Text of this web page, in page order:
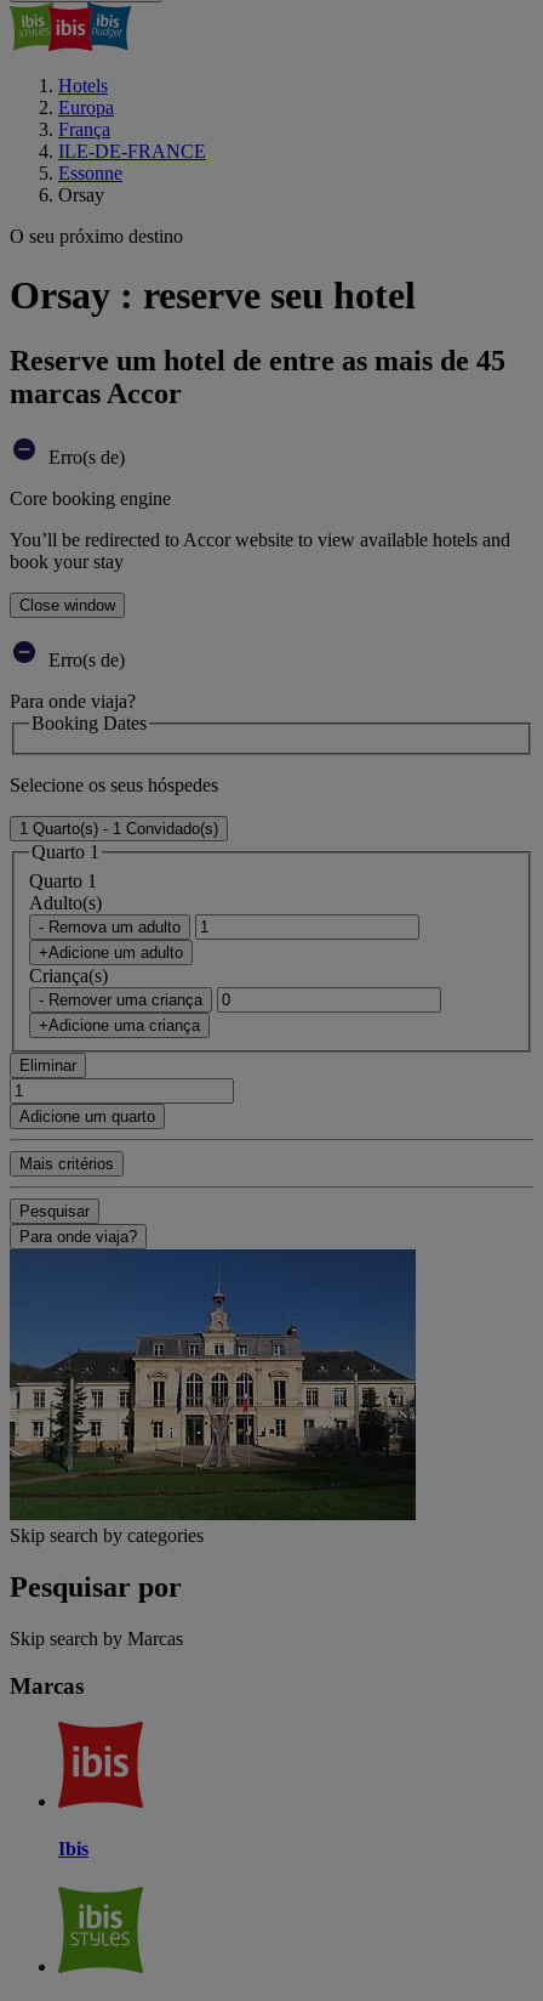
Hotels
Europa
França
ILE-DE-FRANCE
Essonne
Orsay
O seu próximo destino
Orsay : reserve seu hotel
Reserve um hotel de entre as mais de 45
marcas Accor
Erro(s de)
Core booking engine
You’ll be redirected to Accor website to view available hotels and
book your stay
Close window
Erro(s de)
Para onde viaja?
Booking Dates
Selecione os seus hóspedes
1 Quarto(s) - 1 Convidado(s)
Quarto 1
Quarto 1
Adulto(s)
- Remova um adulto
+Adicione um adulto
Criança(s)
- Remover uma criança
+Adicione uma criança
Eliminar
Adicione um quarto
Mais critérios
Pesquisar
Para onde viaja?
Skip search by categories
Pesquisar por
Skip search by Marcas
Marcas
Ibis